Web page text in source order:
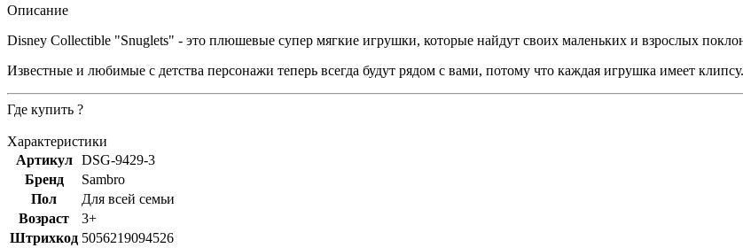
Описание
Disney Collectible "Snuglets" - это плюшевые супер мягкие игрушки, которые найдут своих маленьких и взрослых
Известные и любимые с детства персонажи теперь всегда будут рядом с вами, потому что каждая игрушка имеет
Где купить ?
Характеристики
Артикул
DSG-9429-3
Бренд
Sambro
Пол
Для всей семьи
Возраст
3+
Штрихкод 5056219094526